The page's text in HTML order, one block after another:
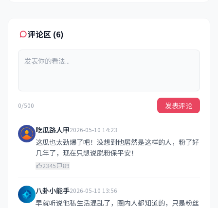
评论区 (6)
0/500 发表评论
吃瓜路人甲2026-05-10 14:23
这瓜也太劲爆了吧！没想到他居然是这样的人，粉了好
几年了，现在只想说脱粉保平安！
2345 89
八卦小能手2026-05-10 13:56
早就听说他私生活混乱了，圈内人都知道的，只是粉丝